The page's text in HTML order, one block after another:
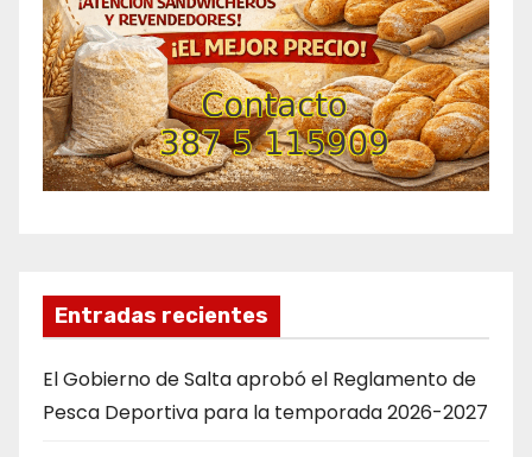
Entradas recientes
El Gobierno de Salta aprobó el Reglamento de
Pesca Deportiva para la temporada 2026-2027